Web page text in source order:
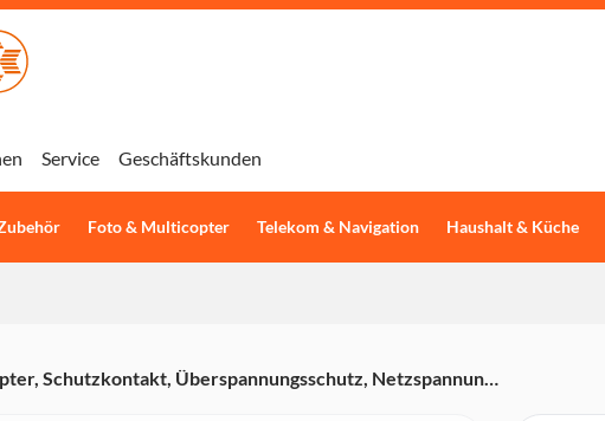
Foto & Multicopter Telekom & Navigation Haushalt & Küche
Service Geschäftskunden
Schutzkontakt, Überspannungsschutz, Netzspannung,